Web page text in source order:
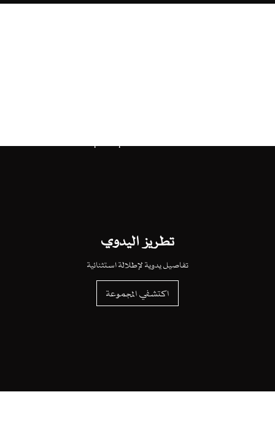
تطريز اليدوي
تفاصيل يدوية لإطلالة استثنائية
اكتشفي المجموعة